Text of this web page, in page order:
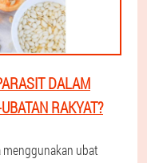
DALAM
RAKYAT?
ubat